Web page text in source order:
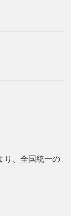
り、全国統一の